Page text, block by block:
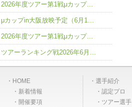
2026年度ツアー第1戦μカップ…
μカップin大阪放映予定（6月1…
2026年度ツアー第1戦μカップ…
ツアーランキング戦2026年6月…
HOME
新着情報
開催要項
選手紹介
認定プロ
ツアー選手